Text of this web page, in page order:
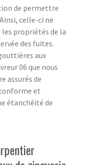
de permettre
celle-ci ne
propriétés de la
des fuites.
aux
06 que nous
assurés de
et
étanchéité de